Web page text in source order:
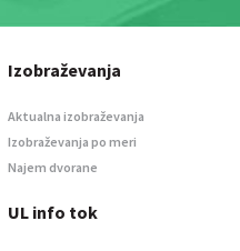
Izobraževanja
Aktualna izobraževanja
Izobraževanja po meri
Najem dvorane
UL info tok